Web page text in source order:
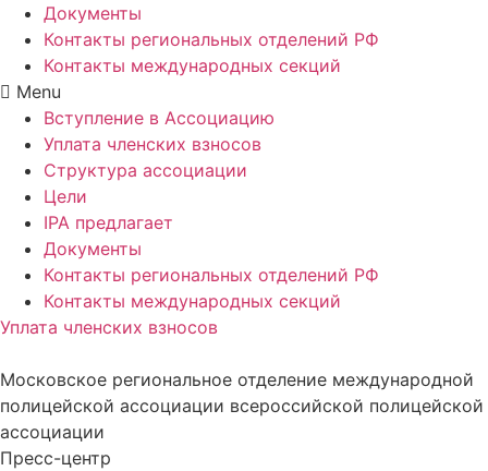
Документы
Контакты региональных отделений РФ
Контакты международных секций
Menu
Вступление в Ассоциацию
Уплата членских взносов
Структура ассоциации
Цели
IPA предлагает
Документы
Контакты региональных отделений РФ
Контакты международных секций
Уплата членских взносов
Московское региональное отделение международной
полицейской ассоциации всероссийской полицейской
ассоциации
Пресс-центр